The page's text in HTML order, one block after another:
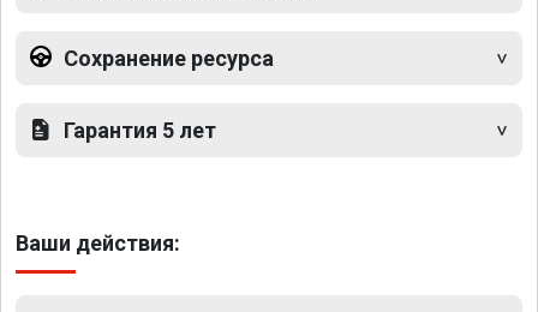
Сохранение ресурса
Гарантия 5 лет
Ваши действия: